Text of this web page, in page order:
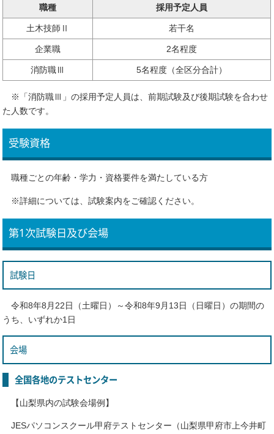
職種 採用予定人員
土木技師Ⅱ 若干名
企業職 2名程度
消防職Ⅲ 5名程度（全区分合計）
※「消防職Ⅲ」の採用予定人員は、前期試験及び後期試験を合わせ
た人数です。
受験資格
職種ごとの年齢・学力・資格要件を満たしている方
※詳細については、試験案内をご確認ください。
第1次試験日及び会場
試験日
令和8年8月22日（土曜日）～令和8年9月13日（日曜日）の期間の
うち、いずれか1日
会場
全国各地のテストセンター
【山梨県内の試験会場例】
JESパソコンスクール甲府テストセンター（山梨県甲府市上今井町